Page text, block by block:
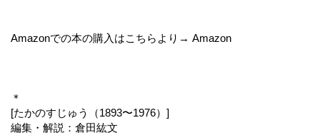
Amazonでの本の購入はこちらより→ Amazon
＊
[たかのすじゅう（1893〜1976）]
編集・解説：倉田紘文